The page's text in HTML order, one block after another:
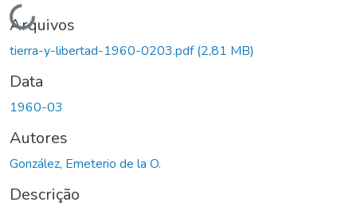
Carregando...
Arquivos
tierra-y-libertad-1960-0203.pdf(2,81 MB)
Data
1960-03
Autores
González, Emeterio de la O.
Descrição